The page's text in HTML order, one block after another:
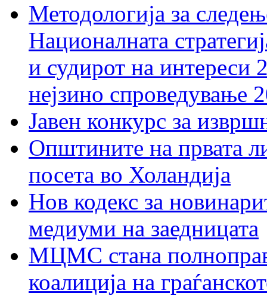
Методологија за
Националната
и судирот на интереси
нејзино спроведување
Јавен конкурс за
Општините на првата
посета во Холандија
Нов кодекс за
медиуми на заедницата
МЦМС стана
коалиција на